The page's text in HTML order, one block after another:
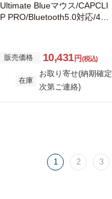
Ultimate Blueマウス/CAPCLI
P PRO/Bluetooth5.0対応/4ボ
販売価格 10,431円(税込)
在庫
お取り寄せ(納期確定
次第ご連絡)
1 2 3